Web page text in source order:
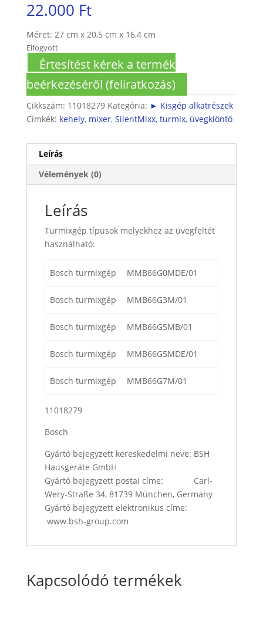
22.000 Ft
Méret: 27 cm x 20,5 cm x 16,4 cm
Elfogyott
Értesítést kérek a termék
beérkezéséről (feliratkozás)
Cikkszám: 11018279 Kategória: ► Kisgép alkatrészek
Címkék: kehely, mixer, SilentMixx, turmix, üvegkiöntő
Leírás
Vélemények (0)
Leírás
Turmixgép típusok melyekhez az üvegfeltét
használható:
Bosch turmixgép MMB66G0MDE/01
Bosch turmixgép MMB66G3M/01
Bosch turmixgép MMB66G5MB/01
Bosch turmixgép MMB66G5MDE/01
Bosch turmixgép MMB66G7M/01
11018279
Bosch
Gyártó bejegyzett kereskedelmi neve: BSH
Hausgeräte GmbH
Gyártó bejegyzett postai címe: Carl-
Wery-Straße 34, 81739 München, Germany
Gyártó bejegyzett elektronikus címe:
www.bsh-group.com
Kapcsolódó termékek